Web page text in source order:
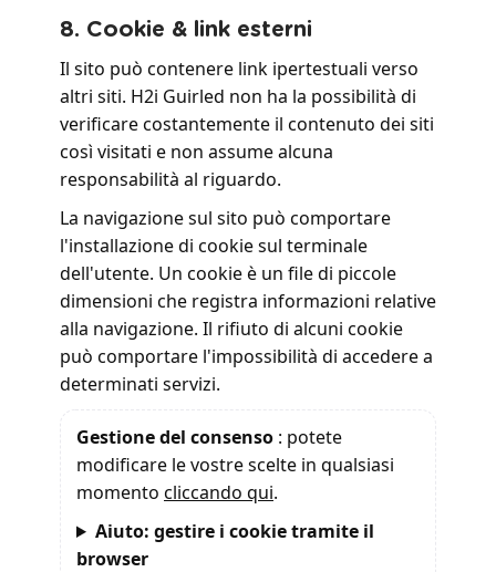
8. Cookie & link esterni
Il sito può contenere link ipertestuali verso
altri siti. H2i Guirled non ha la possibilità di
verificare costantemente il contenuto dei siti
così visitati e non assume alcuna
responsabilità al riguardo.
La navigazione sul sito può comportare
l'installazione di cookie sul terminale
dell'utente. Un cookie è un file di piccole
dimensioni che registra informazioni relative
alla navigazione. Il rifiuto di alcuni cookie
può comportare l'impossibilità di accedere a
determinati servizi.
Gestione del consenso : potete
modificare le vostre scelte in qualsiasi
momento cliccando qui.
Aiuto: gestire i cookie tramite il
browser